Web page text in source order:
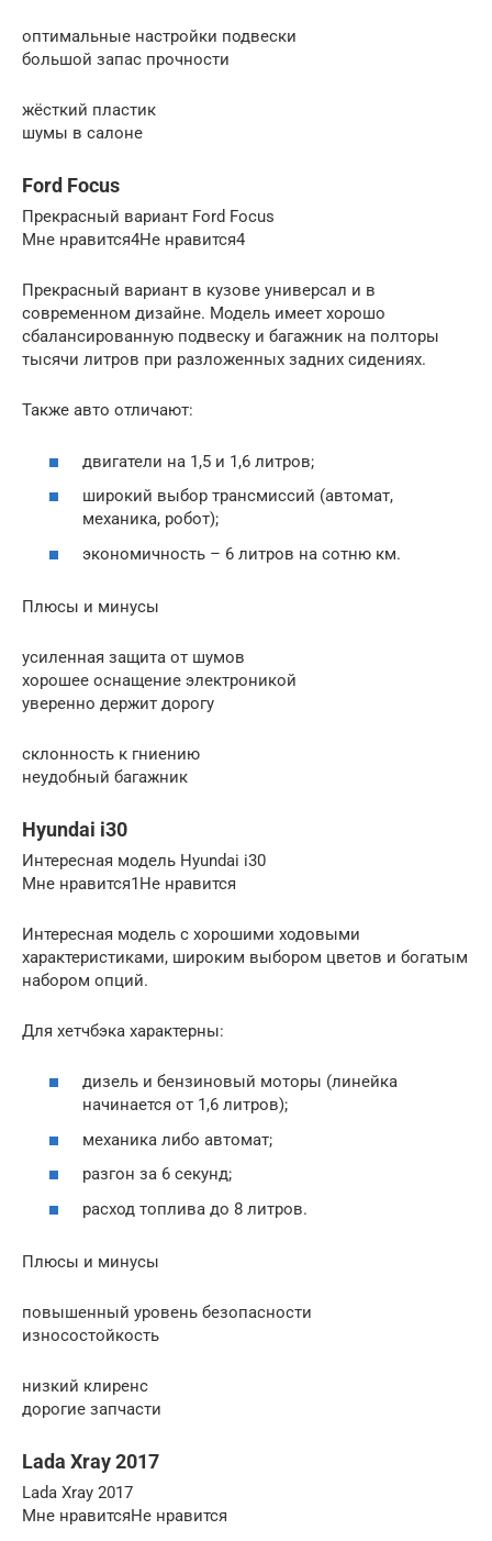
оптимальные настройки подвески
большой запас прочности
жёсткий пластик
шумы в салоне
Ford Focus
Прекрасный вариант Ford Focus
Мне нравится4Не нравится4
Прекрасный вариант в кузове универсал и в
современном дизайне. Модель имеет хорошо
сбалансированную подвеску и багажник на полторы
тысячи литров при разложенных задних сидениях.
Также авто отличают:
двигатели на 1,5 и 1,6 литров;
широкий выбор трансмиссий (автомат,
механика, робот);
экономичность – 6 литров на сотню км.
Плюсы и минусы
усиленная защита от шумов
хорошее оснащение электроникой
уверенно держит дорогу
склонность к гниению
неудобный багажник
Hyundai i30
Интересная модель Hyundai i30
Мне нравится1Не нравится
Интересная модель с хорошими ходовыми
характеристиками, широким выбором цветов и богатым
набором опций.
Для хетчбэка характерны:
дизель и бензиновый моторы (линейка
начинается от 1,6 литров);
механика либо автомат;
разгон за 6 секунд;
расход топлива до 8 литров.
Плюсы и минусы
повышенный уровень безопасности
износостойкость
низкий клиренс
дорогие запчасти
Lada Xray 2017
Lada Xray 2017
Мне нравитсяНе нравится